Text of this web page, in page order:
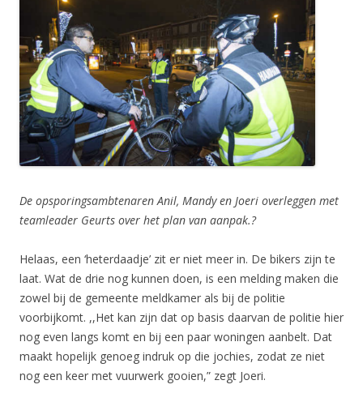
De opsporingsambtenaren Anil, Mandy en Joeri overleggen met
teamleader Geurts over het plan van aanpak.?
Helaas, een ‘heterdaadje’ zit er niet meer in. De bikers zijn te
laat. Wat de drie nog kunnen doen, is een melding maken die
zowel bij de gemeente meldkamer als bij de politie
voorbijkomt. ,,Het kan zijn dat op basis daarvan de politie hier
nog even langs komt en bij een paar woningen aanbelt. Dat
maakt hopelijk genoeg indruk op die jochies, zodat ze niet
nog een keer met vuurwerk gooien,” zegt Joeri.